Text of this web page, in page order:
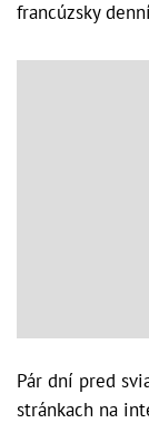
francúzsky
Pár dní pred
stránkach na